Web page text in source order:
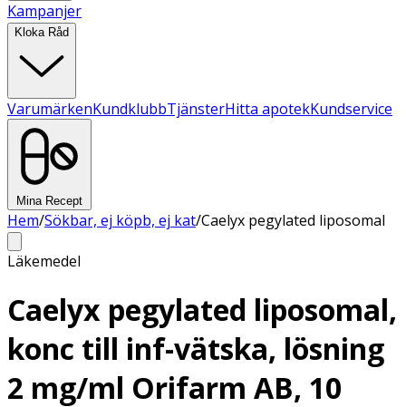
Kampanjer
Kloka Råd
VarumärkenKundklubbTjänsterHitta apotekKundservice
Mina Recept
Hem/Sökbar, ej köpb, ej kat/Caelyx pegylated liposomal
Läkemedel
Caelyx pegylated liposomal,
konc till inf-vätska, lösning
2 mg/ml Orifarm AB, 10